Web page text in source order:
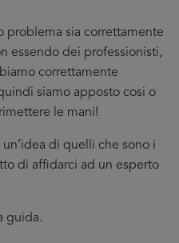
problema sia correttamente
essendo dei professionisti,
correttamente
siamo apposto cosi o
le mani!
di quelli che sono i
di affidarci ad un esperto
guida.